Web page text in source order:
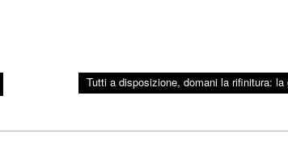
Tutti a disposizione, domani la rifinitura: la